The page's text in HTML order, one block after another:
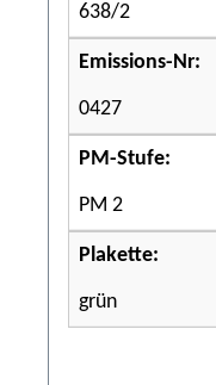
638/2
Emissions-Nr:
0427
PM-Stufe:
PM 2
Plakette:
grün